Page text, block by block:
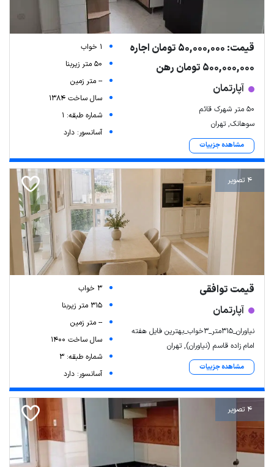
قیمت: 50,000,000 تومان اجاره
500,000,000 تومان رهن
آپارتمان
۵۰ متر شهرک قائم
سوهانک, تهران
مشاهده جزییات
1 خواب
50 متر زیربنا
-- متر زمین
سال ساخت 1384
شماره طبقه: 1
آسانسور: دارد
4 تصویر
قیمت توافقی
آپارتمان
نیاوران_۳۱۵متر_۳خواب_بهترین فایل هفته
امام زاده قاسم (نیاوران), تهران
مشاهده جزییات
3 خواب
315 متر زیربنا
-- متر زمین
سال ساخت 1400
شماره طبقه: 3
آسانسور: دارد
4 تصویر